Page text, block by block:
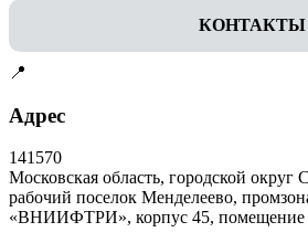
КОНТАКТЫ
📍
Адрес
141570
Московская область, городской округ
рабочий поселок Менделеево,
«ВНИИФТРИ», корпус 45, помещение